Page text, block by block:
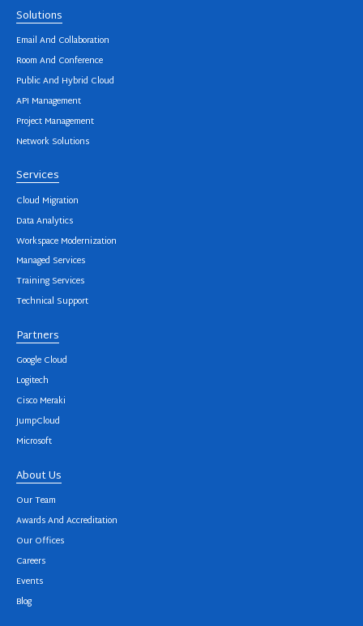
Solutions
Email And Collaboration
Room And Conference
Public And Hybrid Cloud
API Management
Project Management
Network Solutions
Services
Cloud Migration
Data Analytics
Workspace Modernization
Managed Services
Training Services
Technical Support
Partners
Google Cloud
Logitech
Cisco Meraki
JumpCloud
Microsoft
About Us
Our Team
Awards And Accreditation
Our Offices
Careers
Events
Blog